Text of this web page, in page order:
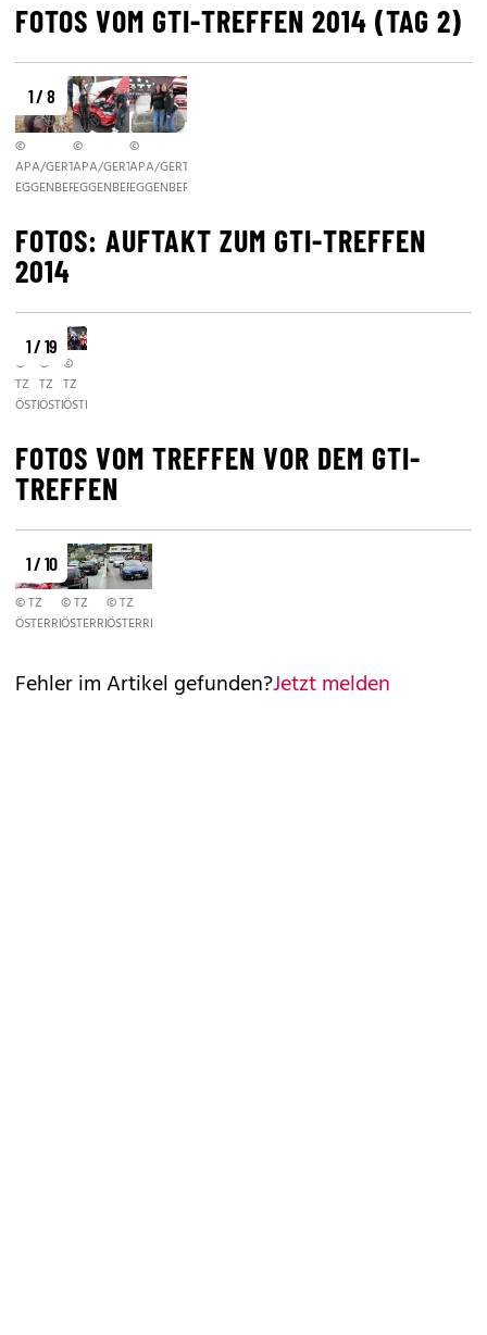
FOTOS VOM GTI-TREFFEN 2014 (TAG 2)
1 / 8
©
APA/GERT
EGGENBERGER
©
APA/GERT
EGGENBERGER
©
APA/GERT
EGGENBERGER
FOTOS: AUFTAKT ZUM GTI-TREFFEN
2014
1 / 19
©
TZ
ÖSTERREICH/RAUNIG
©
TZ
ÖSTERREICH/RAUNIG
©
TZ
ÖSTERREICH/RAUNIG
FOTOS VOM TREFFEN VOR DEM GTI-
TREFFEN
1 / 10
© TZ
ÖSTERREICH//RAUNIG
© TZ
ÖSTERREICH//RAUNIG
© TZ
ÖSTERREICH//RAUNIG
Fehler im Artikel gefunden?Jetzt melden